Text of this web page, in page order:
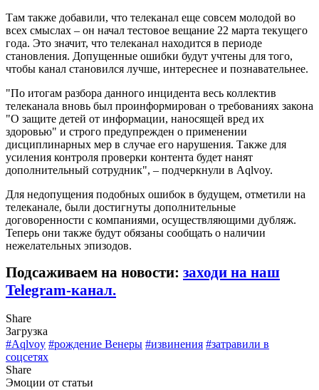
Там также добавили, что телеканал еще совсем молодой во
всех смыслах – он начал тестовое вещание 22 марта текущего
года. Это значит, что телеканал находится в периоде
становления. Допущенные ошибки будут учтены для того,
чтобы канал становился лучше, интереснее и познавательнее.
"По итогам разбора данного инцидента весь коллектив
телеканала вновь был проинформирован о требованиях закона
"О защите детей от информации, наносящей вред их
здоровью" и строго предупрежден о применении
дисциплинарных мер в случае его нарушения. Также для
усиления контроля проверки контента будет нанят
дополнительный сотрудник", – подчеркнули в Aqlvoy.
Для недопущения подобных ошибок в будущем, отметили на
телеканале, были достигнуты дополнительные
договоренности с компаниями, осуществляющими дубляж.
Теперь они также будут обязаны сообщать о наличии
нежелательных эпизодов.
Подсаживаем на новости: заходи на наш
Telegram-канал.
Share
Загрузка
#Aqlvoy #рождение Венеры #извинения #затравили в
соцсетях
Share
Эмоции от статьи